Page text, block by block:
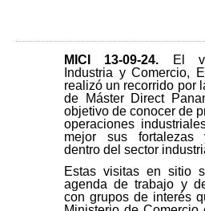
MICI 13-09-24.
El
Industria y Comercio,
realizó un recorrido por
de Máster Direct
objetivo de conocer de
operaciones
mejor sus fortalezas
dentro del sector
Estas visitas en sitio
agenda de trabajo y
con grupos de interés